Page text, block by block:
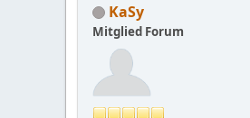
KaSy
Mitglied Forum